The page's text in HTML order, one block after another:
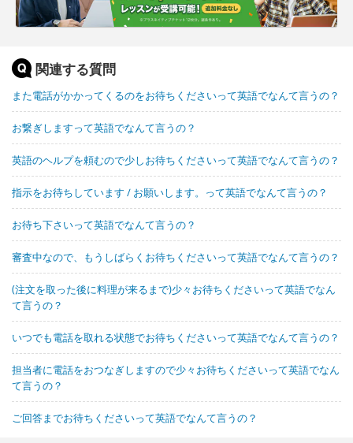
関連する質問
また電話がかかってくるのをお待ちくださいって英語でなんて言うの？
お繋ぎしますって英語でなんて言うの？
英語のヘルプを頼むので少しお待ちくださいって英語でなんて言うの？
指示をお待ちしています / お願いします。って英語でなんて言うの？
お待ち下さいって英語でなんて言うの？
審査中なので、もうしばらくお待ちくださいって英語でなんて言うの？
(注文を取った後に料理が来るまで)少々お待ちくださいって英語でなん
て言うの？
いつでも電話を取れる状態でお待ちくださいって英語でなんて言うの？
担当者に電話をおつなぎしますので少々お待ちくださいって英語でなん
て言うの？
ご回答までお待ちくださいって英語でなんて言うの？